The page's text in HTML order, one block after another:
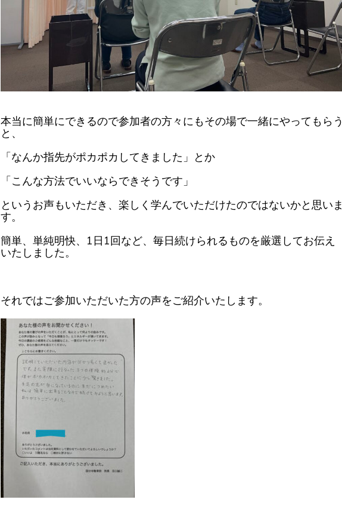
本当に簡単にできるので参加者の方々にもその場で一緒にやってもらう
と、
「なんか指先がポカポカしてきました」とか
「こんな方法でいいならできそうです」
というお声もいただき、楽しく学んでいただけたのではないかと思いま
す。
簡単、単純明快、1日1回など、毎日続けられるものを厳選してお伝え
いたしました。
それではご参加いただいた方の声をご紹介いたします。